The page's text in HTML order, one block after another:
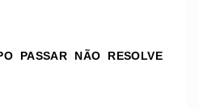
PASSAR NÃO RESOLVE